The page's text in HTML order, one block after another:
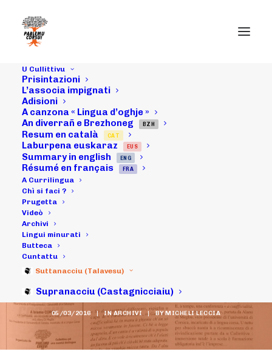
U Cullittivu
Prisintazioni
L’associa impignati
Adisioni
A canzona « Lingua d’oghje »
An diverrañ e Brezhoneg
BZH
Resum en català CAT
Laburpena euskaraz EUS
Summary in english ENG
Résumé en français FRA
A Currilingua
Chì si faci ?
Prugetta
Videò
Archivi
Lingui minurati
Butteca
Cuntattu
Suttanacciu (Talavesu)
Supranacciu (Castagnicciaiu)
05/03/16 :
Cunfarenzi à
nantu à a
Cuufficialità in
l'artìcula par
anuncià (U
Ribombu, u JDC)
05/03/2016 | INARCHIVI | BYMICHELI LECCIA